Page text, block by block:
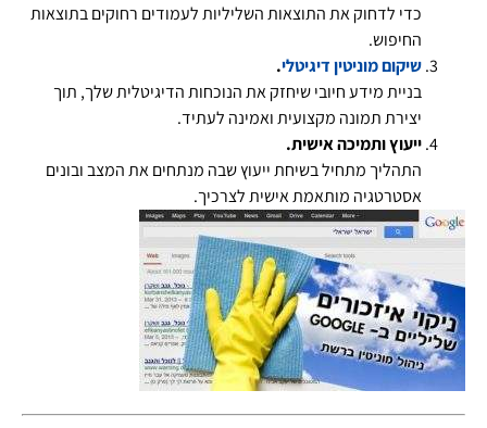
כדי לדחוק את התוצאות השליליות לעמודים רחוקים בתוצאות
החיפוש.
שיקום מוניטין דיגיטלי.
בניית מידע חיובי שיחזק את הנוכחות הדיגיטלית שלך, תוך
יצירת תמונה מקצועית ואמינה לעתיד.
ייעוץ ותמיכה אישית.
התהליך מתחיל בשיחת ייעוץ שבה מנתחים את המצב ובונים
אסטרטגיה מותאמת אישית לצרכיך.